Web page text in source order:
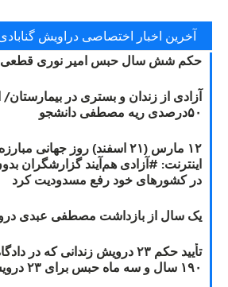
آخرین اخبار اختصاصی دراویش
حکم شش سال حبس امیر نوری
آزادی از زندان و بستری در بیمارستان/
۵۰درصدی ریه مصطفی دانشجو
۱۲ مارس (۲۱ اسفند) روز جهانی
در کشورهای خود رفع مسدودیت کرد
یک سال از بازداشت مصطفی عبدی
تأیید حکم ۲۳ درویش زندانی که
۱۹۰ سال و سه ماه حبس برای ۲۳ درویش گنابادی قطعی شد